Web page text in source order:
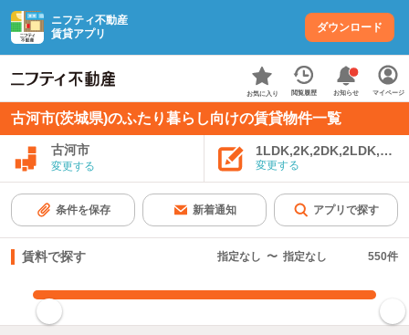
ニフティ不動産
賃貸アプリ
ダウンロード
お気に入り 閲覧履歴 お知らせ マイページ
古河市(茨城県)のふたり暮らし向けの賃貸物件一覧
古河市
変更する 変更する
条件を保存 新着通知 アプリで探す
賃料で探す 指定なし 〜 指定なし 550件